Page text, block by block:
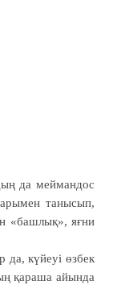
да меймандос
танысып,
«башлық», яғни
да, күйеуі өзбек
қараша айында